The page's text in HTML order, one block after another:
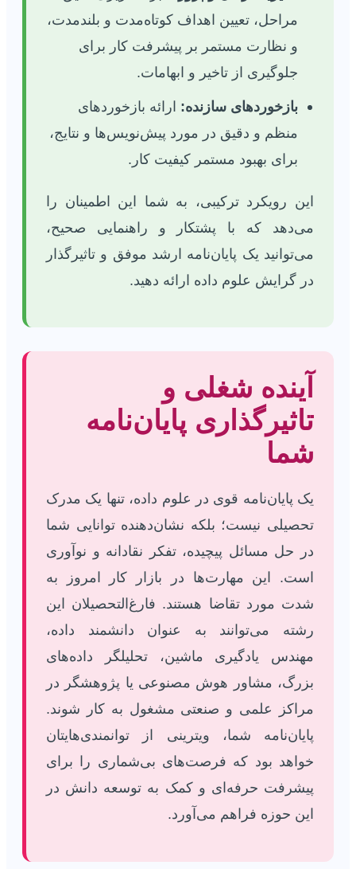
مراحل، تعیین اهداف کوتاه‌مدت و بلندمدت،
و نظارت مستمر بر پیشرفت کار برای
جلوگیری از تاخیر و ابهامات.
بازخوردهای سازنده: ارائه بازخوردهای
منظم و دقیق در مورد پیش‌نویس‌ها و نتایج،
برای بهبود مستمر کیفیت کار.
این رویکرد ترکیبی، به شما این اطمینان را
می‌دهد که با پشتکار و راهنمایی صحیح،
می‌توانید یک پایان‌نامه ارشد موفق و تاثیرگذار
در گرایش علوم داده ارائه دهید.
آینده شغلی و
تاثیرگذاری پایان‌نامه
شما
یک پایان‌نامه قوی در علوم داده، تنها یک مدرک
تحصیلی نیست؛ بلکه نشان‌دهنده توانایی شما
در حل مسائل پیچیده، تفکر نقادانه و نوآوری
است. این مهارت‌ها در بازار کار امروز به
شدت مورد تقاضا هستند. فارغ‌التحصیلان این
رشته می‌توانند به عنوان دانشمند داده،
مهندس یادگیری ماشین، تحلیلگر داده‌های
بزرگ، مشاور هوش مصنوعی یا پژوهشگر در
مراکز علمی و صنعتی مشغول به کار شوند.
پایان‌نامه شما، ویترینی از توانمندی‌هایتان
خواهد بود که فرصت‌های بی‌شماری را برای
پیشرفت حرفه‌ای و کمک به توسعه دانش در
این حوزه فراهم می‌آورد.